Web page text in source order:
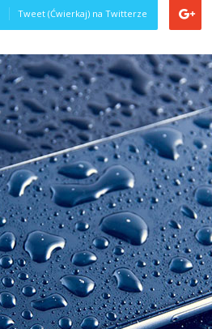
Tweet (Ćwierkaj) na Twitterze